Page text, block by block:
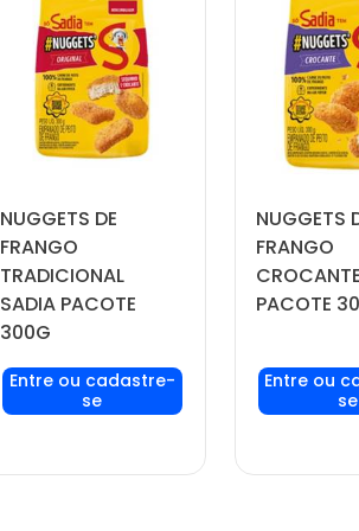
NUGGETS DE
FRANGO
TRADICIONAL
SADIA PACOTE
300G
Faça seu login
ou
cadastre-se
NUGGETS
FRANGO
PACOTE
Faça
ou